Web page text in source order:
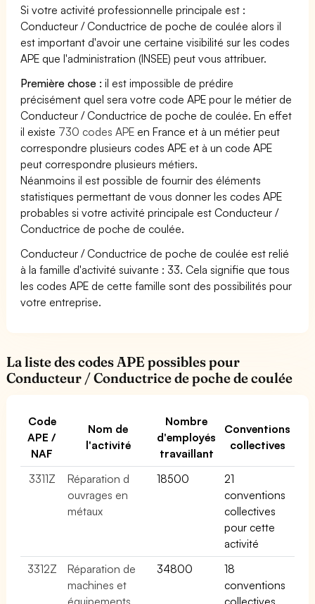
Si votre activité professionnelle principale est :
Conducteur / Conductrice de poche de coulée alors il
est important d'avoir une certaine visibilité sur les codes
APE que l'administration (INSEE) peut vous attribuer.
Première chose : il est impossible de prédire
précisément quel sera votre code APE pour le métier de
Conducteur / Conductrice de poche de coulée. En effet
il existe 730 codes APE en France et à un métier peut
correspondre plusieurs codes APE et à un code APE
peut correspondre plusieurs métiers.
Néanmoins il est possible de fournir des éléments
statistiques permettant de vous donner les codes APE
probables si votre activité principale est Conducteur /
Conductrice de poche de coulée.
Conducteur / Conductrice de poche de coulée est relié
à la famille d'activité suivante : 33. Cela signifie que tous
les codes APE de cette famille sont des possibilités pour
votre entreprise.
La liste des codes APE possibles pour
Conducteur / Conductrice de poche de coulée
Code
APE /
NAF
Nom de
l'activité
Nombre
d'employés
travaillant
Conventions
collectives
3311Z
Réparation d
ouvrages en
métaux
18500
21
conventions
collectives
pour cette
activité
3312Z
Réparation de
machines et
équipements
34800
18
conventions
collectives